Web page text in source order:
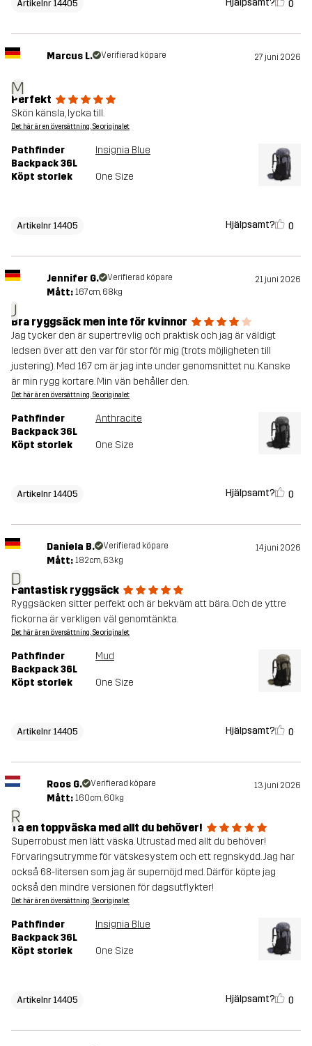
Artikelnr 14405 Hjälpsamt? 0
M
Marcus L. Verifierad köpare 27 juni 2026
Perfekt
Skön känsla, lycka till.
Det här är en översättning. Se originalet
Pathfinder
Backpack 36L
Insignia Blue
Köpt storlek One Size
Artikelnr 14405 Hjälpsamt? 0
J
Jennifer G. Verifierad köpare 21 juni 2026
Mått: 167cm, 68kg
Bra ryggsäck men inte för kvinnor
Jag tycker den är supertrevlig och praktisk och jag är väldigt
ledsen över att den var för stor för mig (trots möjligheten till
justering). Med 167 cm är jag inte under genomsnittet nu. Kanske
är min rygg kortare. Min vän behåller den.
Det här är en översättning. Se originalet
Pathfinder
Backpack 36L
Anthracite
Köpt storlek One Size
Artikelnr 14405 Hjälpsamt? 0
D
Daniela B. Verifierad köpare 14 juni 2026
Mått: 182cm, 63kg
Fantastisk ryggsäck
Ryggsäcken sitter perfekt och är bekväm att bära. Och de yttre
fickorna är verkligen väl genomtänkta.
Det här är en översättning. Se originalet
Pathfinder
Backpack 36L
Mud
Köpt storlek One Size
Artikelnr 14405 Hjälpsamt? 0
R
Roos G. Verifierad köpare 13 juni 2026
Mått: 160cm, 60kg
Ta en toppväska med allt du behöver!
Superrobust men lätt väska. Utrustad med allt du behöver!
Förvaringsutrymme för vätskesystem och ett regnskydd. Jag har
också 68-litersen som jag är supernöjd med. Därför köpte jag
också den mindre versionen för dagsutflykter!
Det här är en översättning. Se originalet
Pathfinder
Backpack 36L
Insignia Blue
Köpt storlek One Size
Artikelnr 14405 Hjälpsamt? 0